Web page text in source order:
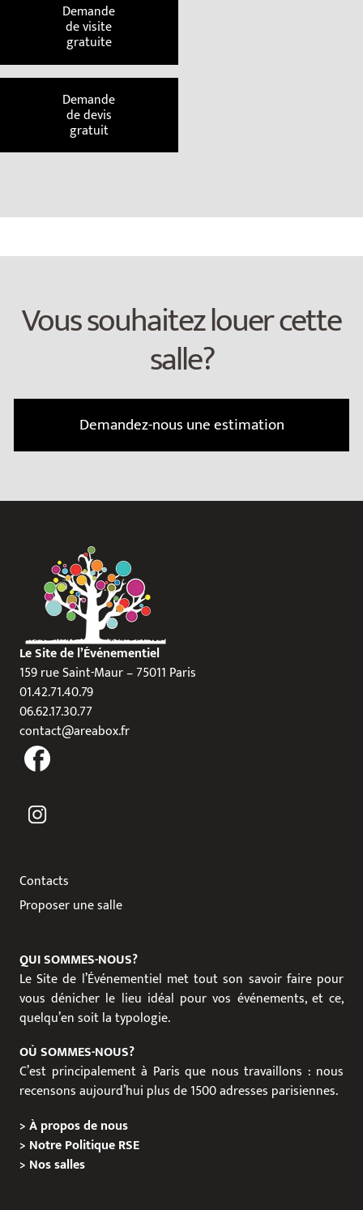
Demande
de visite
gratuite
Demande
de devis
gratuit
Vous souhaitez louer cette
salle?
Demandez-nous une estimation
Le Site de l’Événementiel
159 rue Saint-Maur – 75011 Paris
01.42.71.40.79
06.62.17.30.77
contact@areabox.fr
Contacts
Proposer une salle
QUI SOMMES-NOUS?
Le Site de l’Événementiel met tout son savoir faire pour
vous dénicher le lieu idéal pour vos événements, et ce,
quelqu’en soit la typologie.
OÙ SOMMES-NOUS?
C’est principalement à Paris que nous travaillons : nous
recensons aujourd’hui plus de 1500 adresses parisiennes.
>À propos de nous
> Notre Politique RSE
> Nos salles